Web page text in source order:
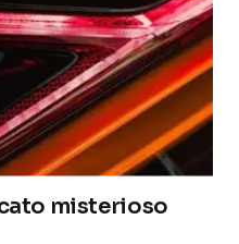
misterioso